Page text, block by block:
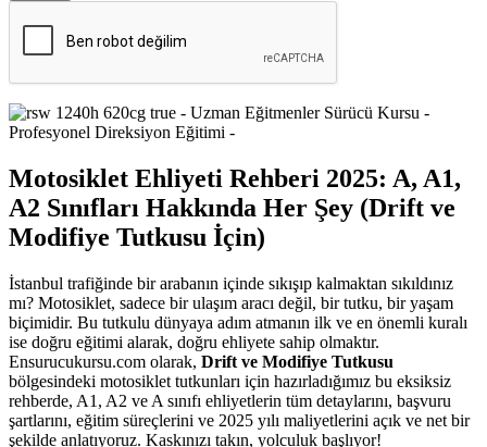
Motosiklet Ehliyeti Rehberi 2025: A, A1,
A2 Sınıfları Hakkında Her Şey (Drift ve
Modifiye Tutkusu İçin)
İstanbul trafiğinde bir arabanın içinde sıkışıp kalmaktan sıkıldınız
mı? Motosiklet, sadece bir ulaşım aracı değil, bir tutku, bir yaşam
biçimidir. Bu tutkulu dünyaya adım atmanın ilk ve en önemli kuralı
ise doğru eğitimi alarak, doğru ehliyete sahip olmaktır.
Ensurucukursu.com olarak, Drift ve Modifiye Tutkusu
bölgesindeki motosiklet tutkunları için hazırladığımız bu eksiksiz
rehberde, A1, A2 ve A sınıfı ehliyetlerin tüm detaylarını, başvuru
şartlarını, eğitim süreçlerini ve 2025 yılı maliyetlerini açık ve net bir
şekilde anlatıyoruz. Kaskınızı takın, yolculuk başlıyor!